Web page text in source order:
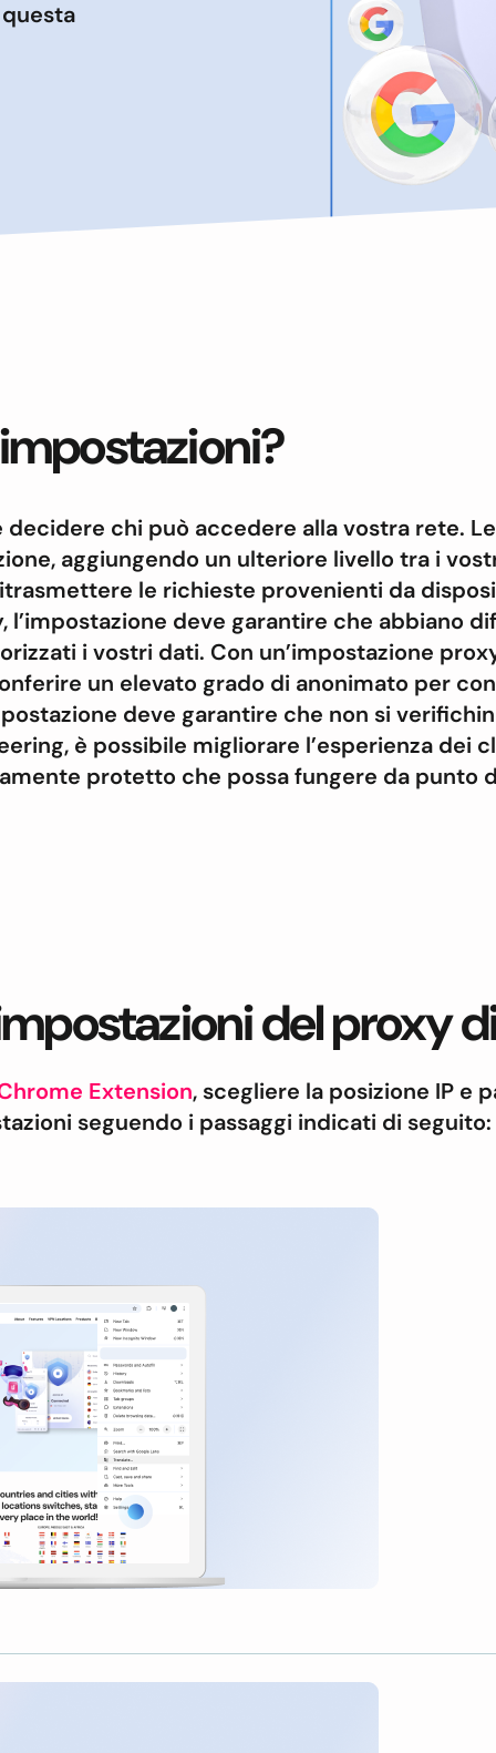
chi può accedere alla vostra rete.
aggiungendo un ulteriore livello tra i
le richieste provenienti da
deve garantire che abbiano
i vostri dati. Con un’impostazione
un elevato grado di anonimato per
deve garantire che non si
è possibile migliorare l’esperienza dei
protetto che possa fungere da punto
del proxy
Extension, scegliere la posizione IP e
seguendo i passaggi indicati di seguito: